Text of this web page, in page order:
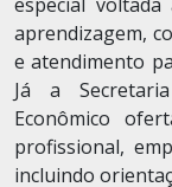
aprendizagem,
e atendimento
Já a
Econômico
profissional,
incluindo